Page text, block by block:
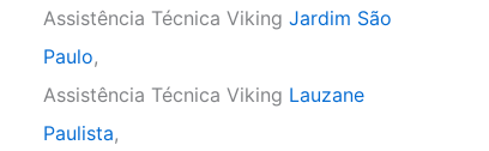
Assistência Técnica Viking Jardim São
Paulo,
Assistência Técnica Viking Lauzane
Paulista,